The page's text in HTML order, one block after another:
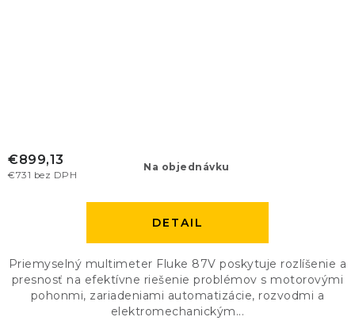
Na objednávku
€731 bez DPH
€899,13
DETAIL
Priemyselný multimeter Fluke 87V poskytuje rozlíšenie a
presnosť na efektívne riešenie problémov s motorovými
pohonmi, zariadeniami automatizácie, rozvodmi a
elektromechanickým...